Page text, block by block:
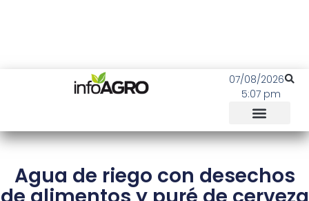
07/08/2026
5:07 pm
Agua de riego con desechos